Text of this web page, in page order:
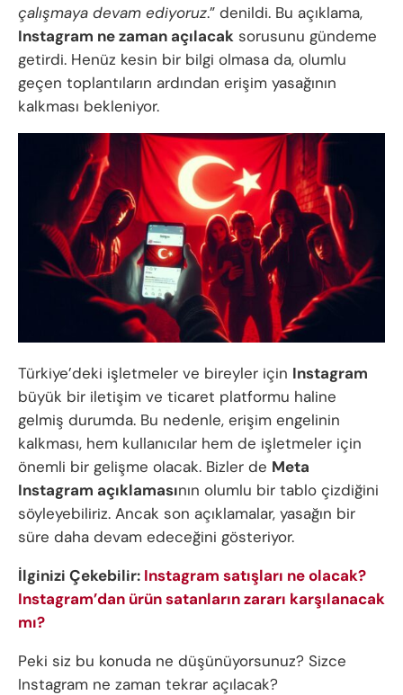
çalışmaya devam ediyoruz.” denildi. Bu açıklama,
Instagram ne zaman açılacak sorusunu gündeme
getirdi. Henüz kesin bir bilgi olmasa da, olumlu
geçen toplantıların ardından erişim yasağının
kalkması bekleniyor.
Türkiye’deki işletmeler ve bireyler için Instagram
büyük bir iletişim ve ticaret platformu haline
gelmiş durumda. Bu nedenle, erişim engelinin
kalkması, hem kullanıcılar hem de işletmeler için
önemli bir gelişme olacak. Bizler de Meta
Instagram açıklamasının olumlu bir tablo çizdiğini
söyleyebiliriz. Ancak son açıklamalar, yasağın bir
süre daha devam edeceğini gösteriyor.
İlginizi Çekebilir: Instagram satışları ne olacak?
Instagram’dan ürün satanların zararı karşılanacak
mı?
Peki siz bu konuda ne düşünüyorsunuz? Sizce
Instagram ne zaman tekrar açılacak?